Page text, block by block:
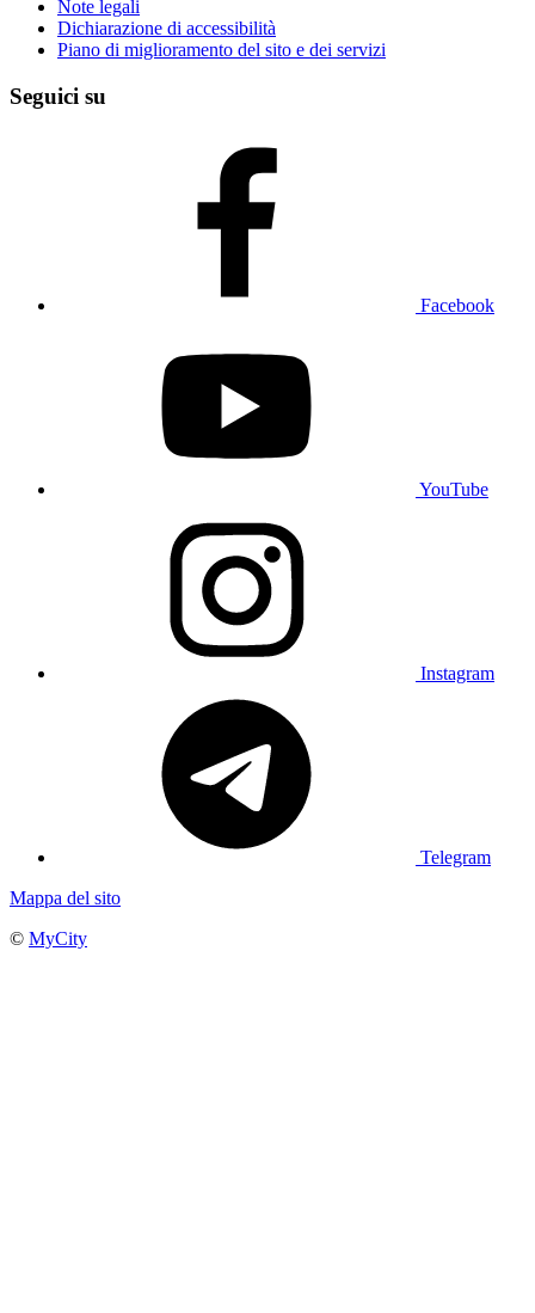
Note legali
Dichiarazione di accessibilità
Piano di miglioramento del sito e dei servizi
Seguici su
Facebook
YouTube
Instagram
Telegram
Mappa del sito
© MyCity